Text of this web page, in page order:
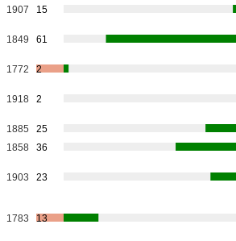
1907 15
1849 61
1772 2
1918 2
1885
25
1858 36
1903 23
1783 13